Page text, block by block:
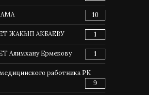
10
ЖАКЫП АКБАЕВУ 1
Алимхану Ермекову 1
работника РК
9